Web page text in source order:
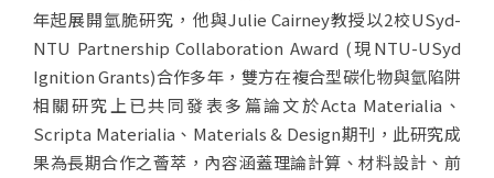
年起展開氫脆研究，他與Julie Cairney教授以2校USyd-
NTU Partnership Collaboration Award (現NTU-USyd
Ignition Grants)合作多年，雙方在複合型碳化物與氫陷阱
相關研究上已共同發表多篇論文於Acta Materialia、
Scripta Materialia、Materials & Design期刊，此研究成
果為長期合作之薈萃，內容涵蓋理論計算、材料設計、前